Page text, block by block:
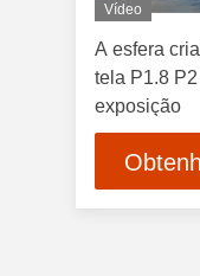
Vídeo
A esfera
tela P1.8
exposição